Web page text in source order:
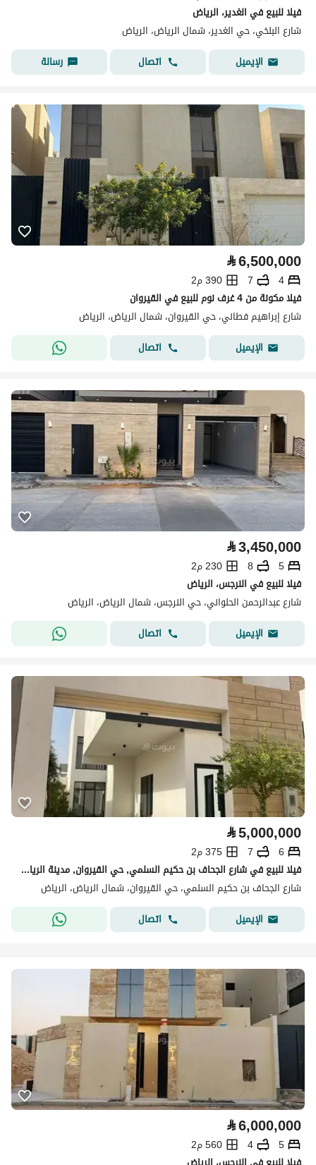
فيلا للبيع في الغدير، الرياض
شارع البلخي، حي الغدير، شمال الرياض، الرياض
الإيميل
اتصال رسالة
⃁6,500,000
4
7
390 م2
فيلا مكونة من 4 غرف نوم للبيع في القيروان
شارع إبراهيم فطاني، حي القيروان، شمال الرياض، الرياض
الإيميل
اتصال
⃁3,450,000
5
8
230 م2
فيلا للبيع في النرجس، الرياض
شارع عبدالرحمن الحلواني، حي النرجس، شمال الرياض، الرياض
الإيميل
اتصال
⃁5,000,000
6
7
375 م2
فيلا للبيع في شارع الجحاف بن حكيم السلمي, حي القيروان, مدينة الرياض
شارع الجحاف بن حكيم السلمي، حي القيروان، شمال الرياض، الرياض
الإيميل
اتصال
⃁6,000,000
5
4
560 م2